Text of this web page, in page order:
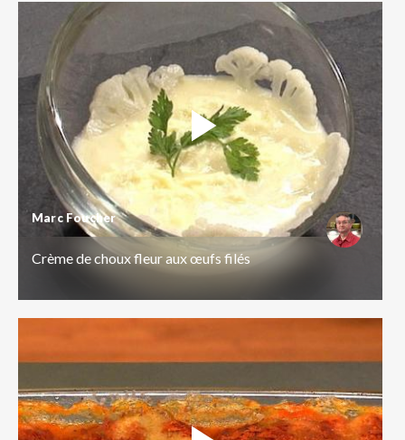
Marc Foucher
Crème de choux fleur aux œufs filés